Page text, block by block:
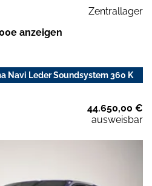
Zentrallager
anzeigen
Navi Leder Soundsystem 360 K
44.650,00 €
ausweisbar